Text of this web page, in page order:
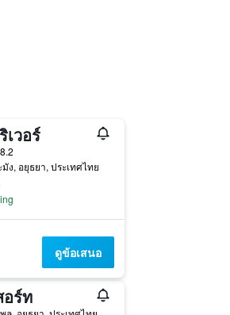
เวอร์
ง, อยุธยา, ประเทศไทย
ดูข้อเสนอ
ร์ท